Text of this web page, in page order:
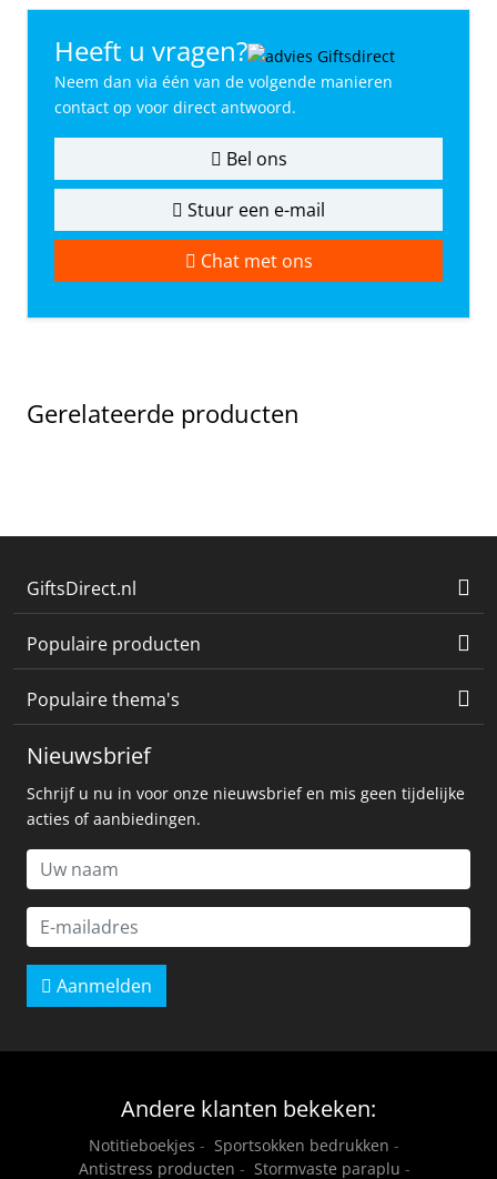
Heeft u vragen?
Neem dan via één van de volgende manieren
contact op voor direct antwoord.
Bel ons
Stuur een e-mail
Chat met ons
Gerelateerde producten
GiftsDirect.nl
Populaire producten
Populaire thema's
Nieuwsbrief
Schrijf u nu in voor onze nieuwsbrief en mis geen tijdelijke
acties of aanbiedingen.
Aanmelden
Andere klanten bekeken:
Notitieboekjes - Sportsokken bedrukken -
Antistress producten - Stormvaste paraplu -